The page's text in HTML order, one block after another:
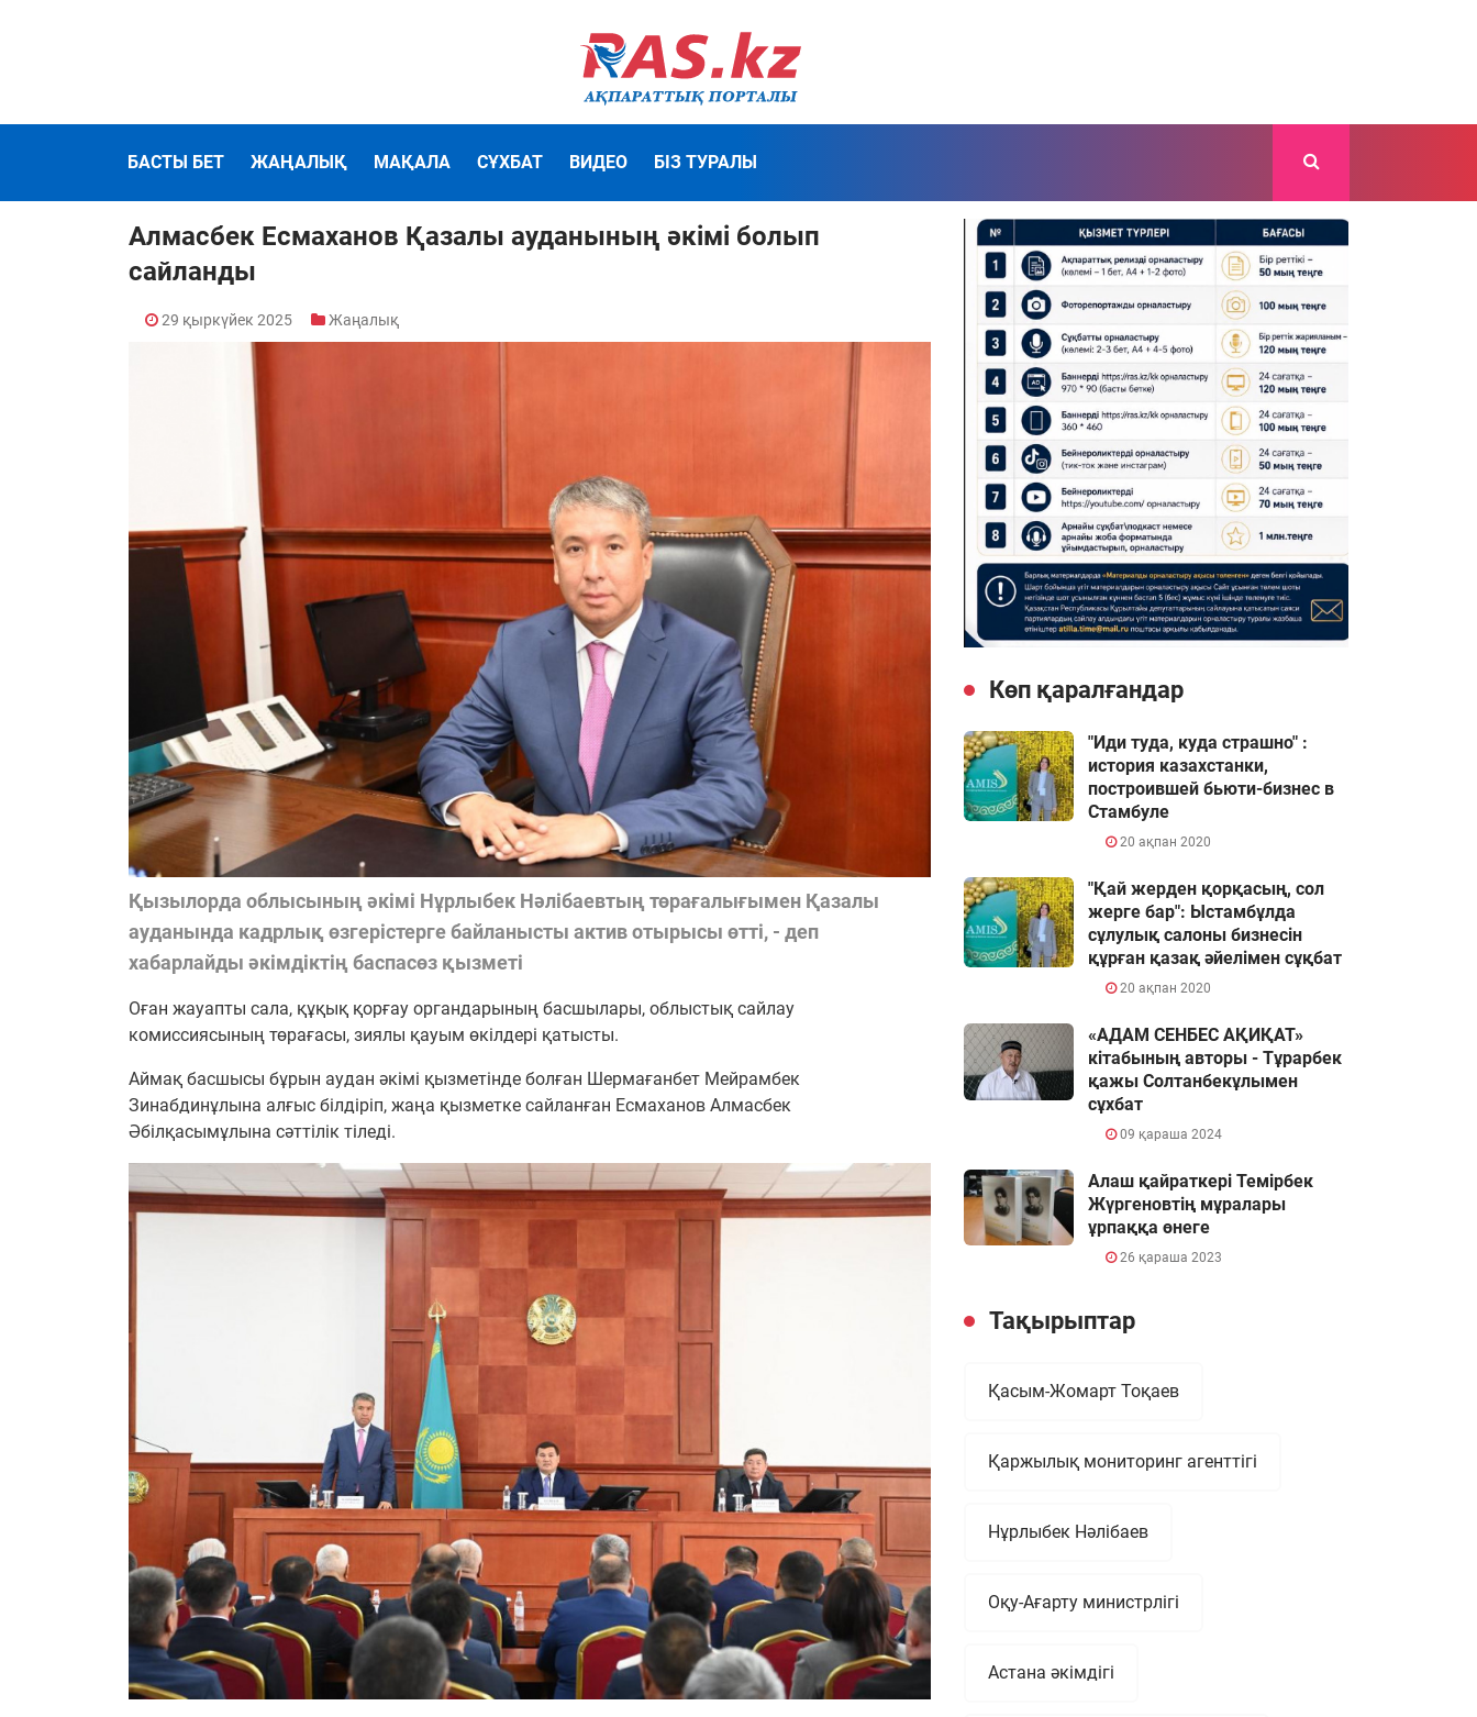
БАСТЫ БЕТ ЖАҢАЛЫҚ МАҚАЛА СҰХБАТ ВИДЕО БІЗ ТУРАЛЫ
Алмасбек Есмаханов Қазалы ауданының әкімі болып
сайланды
29 қыркүйек 2025 Жаңалық
Қызылорда облысының әкімі Нұрлыбек Нәлібаевтың төрағалығымен Қазалы
ауданында кадрлық өзгерістерге байланысты актив отырысы өтті, - деп
хабарлайды әкімдіктің баспасөз қызметі
Оған жауапты сала, құқық қорғау органдарының басшылары, облыстық сайлау
комиссиясының төрағасы, зиялы қауым өкілдері қатысты.
Аймақ басшысы бұрын аудан әкімі қызметінде болған Шермағанбет Мейрамбек
Зинабдинұлына алғыс білдіріп, жаңа қызметке сайланған Есмаханов Алмасбек
Әбілқасымұлына сәттілік тіледі.
Көп қаралғандар
"Иди туда, куда страшно" :
история казахстанки,
построившей бьюти-бизнес в
Стамбуле
20 ақпан 2020
"Қай жерден қорқасың, сол
жерге бар": Ыстамбұлда
сұлулық салоны бизнесін
құрған қазақ әйелімен сұқбат
20 ақпан 2020
«АДАМ СЕНБЕС АҚИҚАТ»
кітабының авторы - Тұрарбек
қажы Солтанбекұлымен
сұхбат
09 қараша 2024
Алаш қайраткері Темірбек
Жүргеновтің мұралары
ұрпаққа өнеге
26 қараша 2023
Тақырыптар
Қасым-Жомарт Тоқаев
Қаржылық мониторинг агенттігі
Нұрлыбек Нәлібаев
Оқу-Ағарту министрлігі
Астана әкімдігі